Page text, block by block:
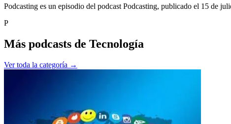
Podcasting es un episodio del podcast Podcasting, publicado el 15 de
P
Más podcasts de Tecnología
Ver toda la categoría →